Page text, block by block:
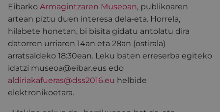
Eibarko Armagintzaren Museoan, publikoaren
artean piztu duen interesa dela-eta. Horrela,
hilabete honetan, bi bisita gidatu antolatu dira
datorren urriaren 14an eta 28an (ostirala)
arratsaldeko 18:30ean. Leku baten erreserba egiteko
idatzi museoa@eibar.eus edo
aldiriakafueras@dss2016.eu helbide
elektronikoetara.